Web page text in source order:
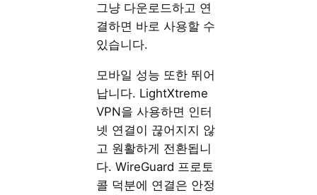
그냥 다운로드하고 연
결하면 바로 사용할 수
있습니다.
모바일 성능 또한 뛰어
납니다. LightXtreme
VPN을 사용하면 인터
넷 연결이 끊어지지 않
고 원활하게 전환됩니
다. WireGuard 프로토
콜 덕분에 연결은 안정